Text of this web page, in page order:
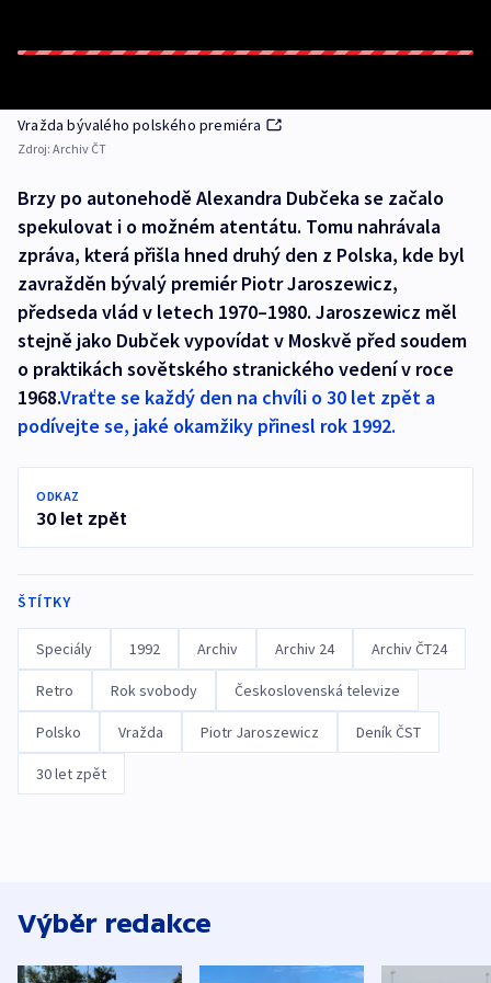
Vražda bývalého polského premiéra
Zdroj: Archiv ČT
Brzy po autonehodě Alexandra Dubčeka se začalo
spekulovat i o možném atentátu. Tomu nahrávala
zpráva, která přišla hned druhý den z Polska, kde byl
zavražděn bývalý premiér Piotr Jaroszewicz,
předseda vlád v letech 1970–1980. Jaroszewicz měl
stejně jako Dubček vypovídat v Moskvě před soudem
o praktikách sovětského stranického vedení v roce
1968.Vraťte se každý den na chvíli o 30 let zpět a
podívejte se, jaké okamžiky přinesl rok 1992.
ODKAZ
30 let zpět
ŠTÍTKY
Speciály 1992 Archiv Archiv 24 Archiv ČT24
Retro Rok svobody Československá televize
Polsko Vražda Piotr Jaroszewicz Deník ČST
30 let zpět
Výběr redakce